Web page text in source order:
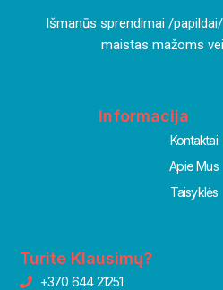
Išmanūs sprendimai /
maistas mažoms
Informacija
Kontaktai
Apie Mus
Taisyklės
Turite Klausimų?
+370 644 21251